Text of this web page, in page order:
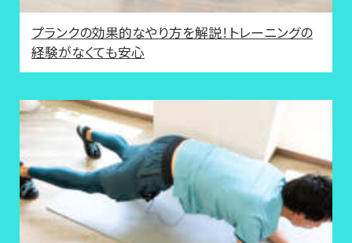
プランクの効果的なやり方を解説！トレーニングの
経験がなくても安心